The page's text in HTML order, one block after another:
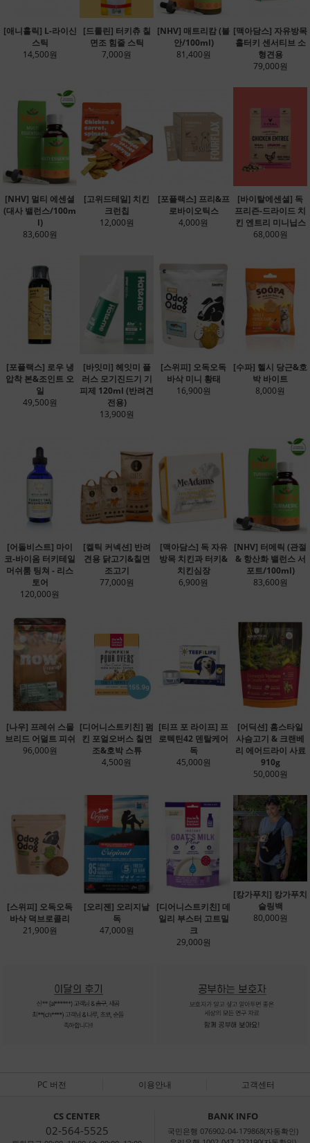
[애니홀릭] L-라이신
스틱
14,500원
[드룰린] 터키츄 칠
면조 힘줄 스틱
7,000원
[NHV] 매트리캄 (불
안/100ml)
81,400원
[맥아담스] 자유방목
홀터키 센서티브 소
형견용
79,000원
[NHV] 멀티 에센셜
(대사 밸런스/100m
l)
83,600원
[고위드테일] 치킨
크런칩
12,000원
[포플랙스] 프리&프
로바이오틱스
4,000원
[바이탈에센셜] 독
프리즌-드라이드 치
킨 엔트리 미니닙스
68,000원
[포플랙스] 로우 냉
압착 본&조인트 오
일
49,500원
[바잇미] 헤잇미 플
러스 모기진드기 기
피제 120ml (반려견
전용)
13,900원
[스위피] 오독오독
바삭 미니 황태
16,900원
[수파] 헬시 당근&호
박 바이트
8,000원
[어돌비스트] 마이
코-바이옴 터키테일
머쉬룸 팅쳐 - 리스
토어
120,000원
[켈틱 커넥션] 반려
견용 닭고기&칠면
조고기
77,000원
[맥아담스] 독 자유
방목 치킨과 터키&
치킨심장
6,900원
[NHV] 터메릭 (관절
& 항산화 밸런스 서
포트/100ml)
83,600원
[나우] 프레쉬 스몰
브리드 어덜트 피쉬
96,000원
[디어니스트키친] 펌
킨 포얼오버스 칠면
조&호박 스튜
4,500원
[티프 포 라이프] 프
로텍틴42 덴탈케어
독
45,000원
[어딕션] 홈스타일
사슴고기 & 크랜베
리 에어드라이 사료
910g
50,000원
[스위피] 오독오독
바삭 덕브로콜리
21,900원
[오리젠] 오리지날
독
47,000원
[디어니스트키친] 데
일리 부스터 고트밀
크
29,000원
[캉가푸치] 캉가푸치
슬링백
80,000원
PC 버전 이용안내 고객센터
CS CENTER
02-564-5525
BANK INFO
국민은행 076902-04-179868(자동확인)